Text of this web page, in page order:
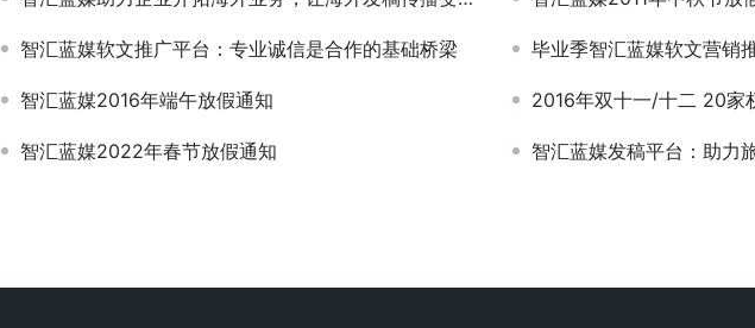
智汇蓝媒软文推广平台：专业诚信是合作的基础桥梁 毕业季智汇蓝媒软文营销
智汇蓝媒2016年端午放假通知 2016年双十一/十二 20家
智汇蓝媒2022年春节放假通知 智汇蓝媒发稿平台：助力